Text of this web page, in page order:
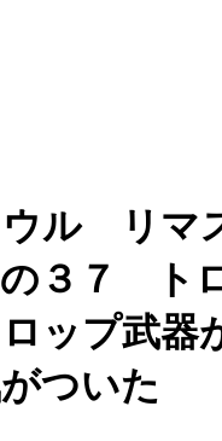
ウル リマ
３７ ト
ップ武器
ついた